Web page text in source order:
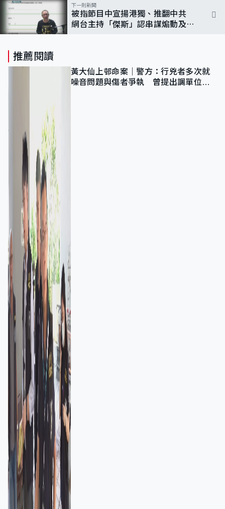
下一則新聞
被指節目中宣揚港獨、推翻中共
網台主持「傑斯」認串謀煽動及洗
推薦閱讀
黃大仙上邨命案｜警方：行兇者多次就
噪音問題與傷者爭執 曾提出調單位已